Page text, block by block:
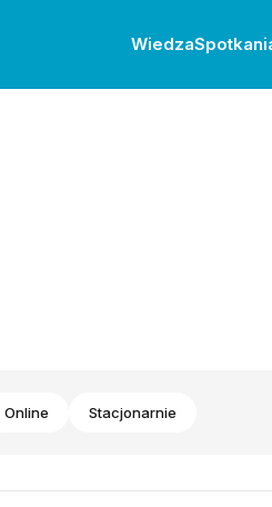
Wiedza
Online Stacjonarnie